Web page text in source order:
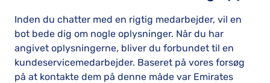
Inden du chatter med en rigtig medarbejder, vil en
bot bede dig om nogle oplysninger. Når du har
angivet oplysningerne, bliver du forbundet til en
kundeservicemedarbejder. Baseret på vores forsøg
på at kontakte dem på denne måde var Emirates